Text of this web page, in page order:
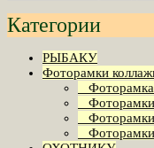
Категории
РЫБАКУ
Фоторамки